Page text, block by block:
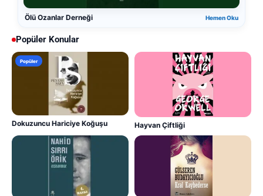
Ölü Ozanlar Derneği Hemen Oku
Popüler Konular
Popüler
Dokuzuncu Hariciye Koğuşu Hayvan Çiftliği